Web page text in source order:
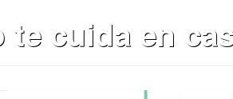
te cuida en